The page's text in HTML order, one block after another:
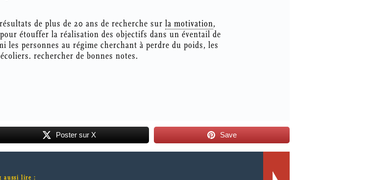
de plus de 20 ans de recherche sur la motivation,
étouffer la réalisation des objectifs dans un éventail de
les personnes au régime cherchant à perdre du poids, les
rechercher de bonnes notes.
Poster sur X Save
aussi lire :